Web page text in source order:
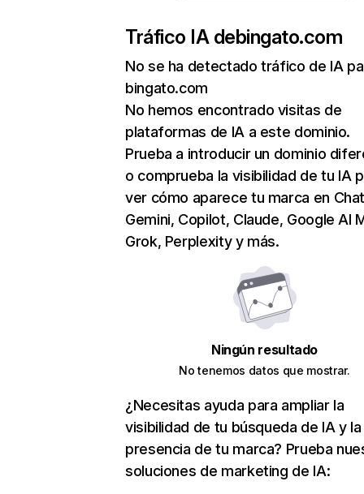
Tráfico IA debingato.com
No se ha detectado tráfico de IA
bingato.com
No hemos encontrado visitas de
plataformas de IA a este dominio.
Prueba a introducir un dominio
o comprueba la visibilidad de tu IA
ver cómo aparece tu marca en
Gemini, Copilot, Claude, Google AI
Grok, Perplexity y más.
Ningún resultado
No tenemos datos que mostrar.
¿Necesitas ayuda para ampliar la
visibilidad de tu búsqueda de IA y la
presencia de tu marca? Prueba
soluciones de marketing de IA: